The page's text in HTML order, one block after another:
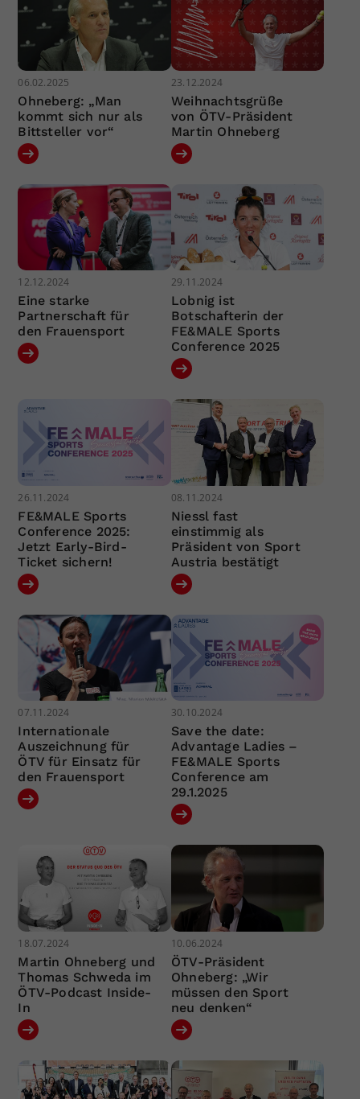
06.02.2025
Ohneberg: „Man
kommt sich nur als
Bittsteller vor“
23.12.2024
Weihnachtsgrüße
von ÖTV-Präsident
Martin Ohneberg
12.12.2024
Eine starke
Partnerschaft für
den Frauensport
29.11.2024
Lobnig ist
Botschafterin der
FE&MALE Sports
Conference 2025
26.11.2024
FE&MALE Sports
Conference 2025:
Jetzt Early-Bird-
Ticket sichern!
08.11.2024
Niessl fast
einstimmig als
Präsident von Sport
Austria bestätigt
07.11.2024
Internationale
Auszeichnung für
ÖTV für Einsatz für
den Frauensport
30.10.2024
Save the date:
Advantage Ladies –
FE&MALE Sports
Conference am
29.1.2025
18.07.2024
Martin Ohneberg und
Thomas Schweda im
ÖTV-Podcast Inside-
In
10.06.2024
ÖTV-Präsident
Ohneberg: „Wir
müssen den Sport
neu denken“